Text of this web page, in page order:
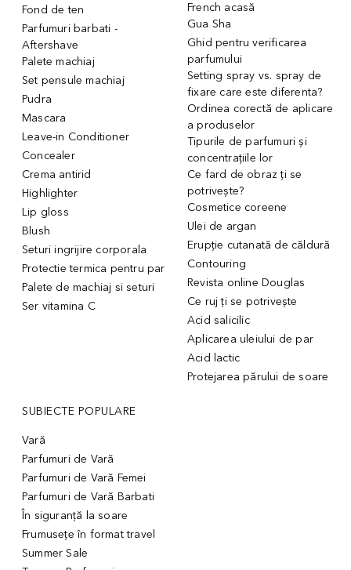
Fond de ten
Parfumuri barbati -
Aftershave
Palete machiaj
Set pensule machiaj
Pudra
Mascara
Leave-in Conditioner
Concealer
Crema antirid
Highlighter
Lip gloss
Blush
Seturi ingrijire corporala
Protectie termica pentru par
Palete de machiaj si seturi
Ser vitamina C
French acasă
Gua Sha
Ghid pentru verificarea
parfumului
Setting spray vs. spray de
fixare care este diferenta?
Ordinea corectă de aplicare
a produselor
Tipurile de parfumuri și
concentrațiile lor
Ce fard de obraz ți se
potrivește?
Cosmetice coreene
Ulei de argan
Erupție cutanată de căldură
Contouring
Revista online Douglas
Ce ruj ți se potrivește
Acid salicilic
Aplicarea uleiului de par
Acid lactic
Protejarea părului de soare
SUBIECTE POPULARE
Vară
Parfumuri de Vară
Parfumuri de Vară Femei
Parfumuri de Vară Barbati
În siguranță la soare
Frumusețe în format travel
Summer Sale